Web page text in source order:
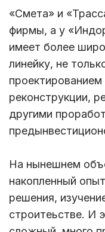
«Смета» и
фирмы, а у
имеет более
линейку, не
реконструкции,
другими
На нынешнем
накопленный
решения,
строитеьстве. И